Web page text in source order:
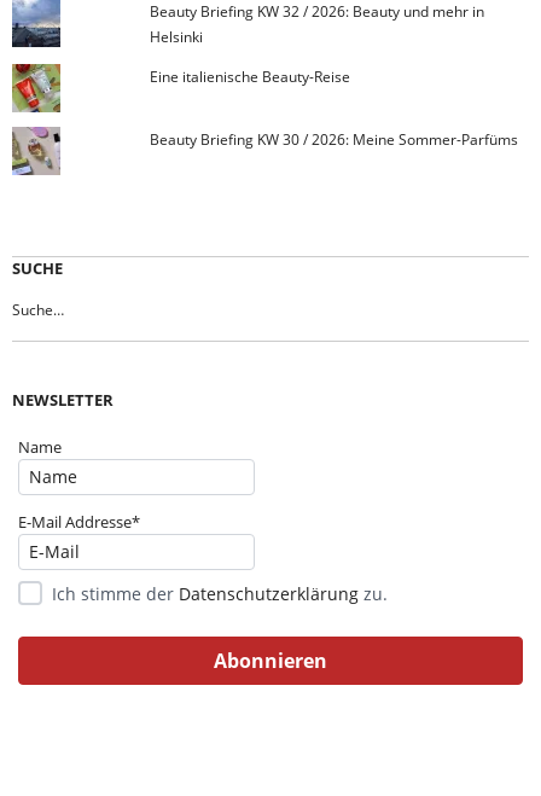
Beauty Briefing KW 32 / 2026: Beauty und mehr in
Helsinki
Eine italienische Beauty-Reise
Beauty Briefing KW 30 / 2026: Meine Sommer-Parfüms
SUCHE
NEWSLETTER
Name
E-Mail Addresse*
Ich stimme der Datenschutzerklärung zu.